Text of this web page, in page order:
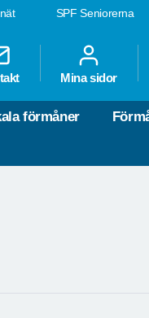
SPF Seniorerna
Mina sidor
förmåner